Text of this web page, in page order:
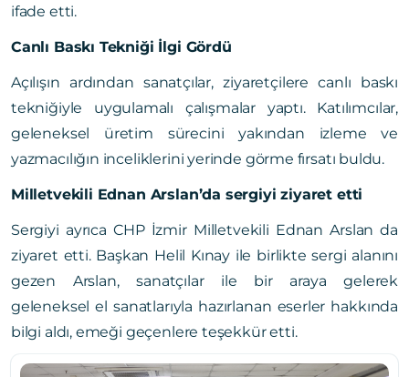
ifade etti.
Canlı Baskı Tekniği İlgi Gördü
Açılışın ardından sanatçılar, ziyaretçilere canlı baskı
tekniğiyle uygulamalı çalışmalar yaptı. Katılımcılar,
geleneksel üretim sürecini yakından izleme ve
yazmacılığın inceliklerini yerinde görme fırsatı buldu.
Milletvekili Ednan Arslan’da sergiyi ziyaret etti
Sergiyi ayrıca CHP İzmir Milletvekili Ednan Arslan da
ziyaret etti. Başkan Helil Kınay ile birlikte sergi alanını
gezen Arslan, sanatçılar ile bir araya gelerek
geleneksel el sanatlarıyla hazırlanan eserler hakkında
bilgi aldı, emeği geçenlere teşekkür etti.